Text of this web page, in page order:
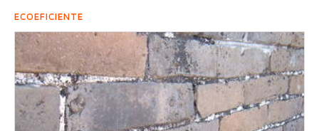
ECOEFICIENTE